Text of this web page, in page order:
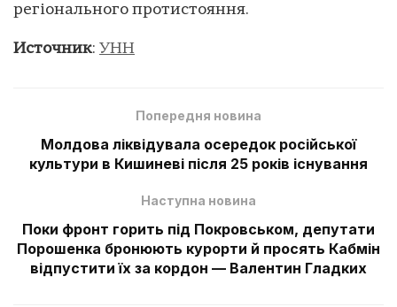
регіонального протистояння.
Источник: УНН
Попередня новина
Молдова ліквідувала осередок російської
культури в Кишиневі після 25 років існування
Наступна новина
Поки фронт горить під Покровськом, депутати
Порошенка бронюють курорти й просять Кабмін
відпустити їх за кордон — Валентин Гладких